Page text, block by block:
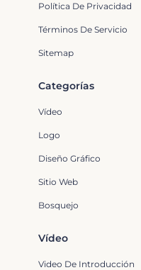
Política De Privacidad
Términos De Servicio
Sitemap
Categorías
Vídeo
Logo
Diseño Gráfico
Sitio Web
Bosquejo
Vídeo
Video De Introducción